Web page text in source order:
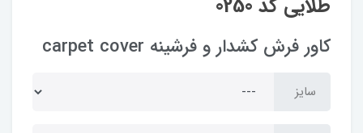
طلایی کد 0250
کاور فرش کشدار و فرشینه carpet cover
سایز